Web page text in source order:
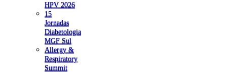
HPV 2026
15
Jornadas
Diabetologia
MGF Sul
Allergy &
Respiratory
Summit